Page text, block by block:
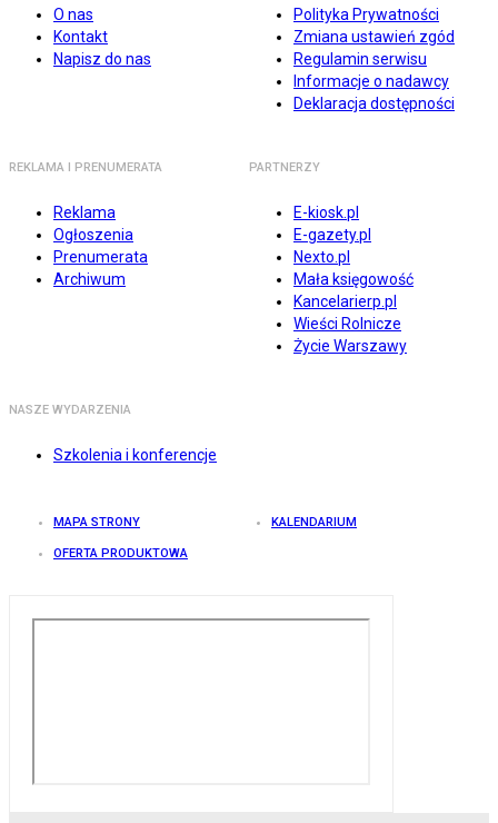
O nas
Kontakt
Napisz do nas
Polityka Prywatności
Zmiana ustawień zgód
Regulamin serwisu
Informacje o nadawcy
Deklaracja dostępności
REKLAMA I PRENUMERATA
Reklama
Ogłoszenia
Prenumerata
Archiwum
PARTNERZY
E-kiosk.pl
E-gazety.pl
Nexto.pl
Mała księgowość
Kancelarierp.pl
Wieści Rolnicze
Życie Warszawy
NASZE WYDARZENIA
Szkolenia i konferencje
MAPA STRONY KALENDARIUM
OFERTA PRODUKTOWA